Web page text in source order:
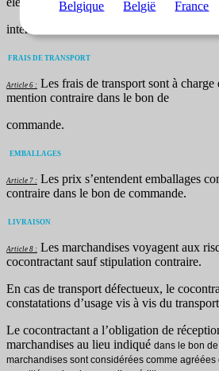
intérêts.
FRAIS DE TRANSPORT
Article 6 : Les frais de transport sont à
mention contraire dans le bon de
commande.
EMBALLAGES
Article 7 : Les prix s’entendent emballages
contraire dans le bon de commande.
LIVRAISON
Article 8 : Les marchandises voyagent aux
cocontractant sauf stipulation contraire.
En cas de transport défectueux, le
constatations d’usage vis à vis du
Le cocontractant a l’obligation de
marchandises au lieu indiqué dans le bon
marchandises sont considérées comme agréées